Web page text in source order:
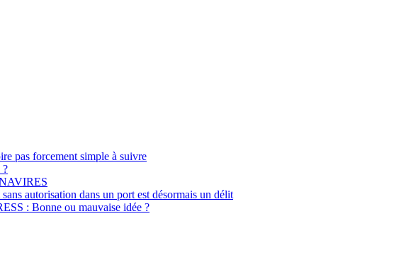
pas forcement simple à suivre
?
autorisation dans un port est désormais un délit
: Bonne ou mauvaise idée ?